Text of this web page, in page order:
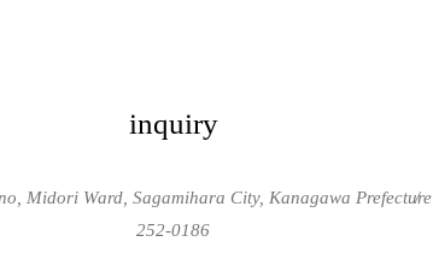
inquiry
Midori Ward, Sagamihara City, Kanagawa Prefecture
252-0186
/